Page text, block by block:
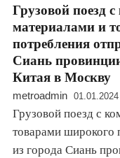
Грузовой поезд
материалами и
потребления
Сиань
Китая в Москву
metroadmin
Грузовой поезд с
товарами широкого
из города Сиань